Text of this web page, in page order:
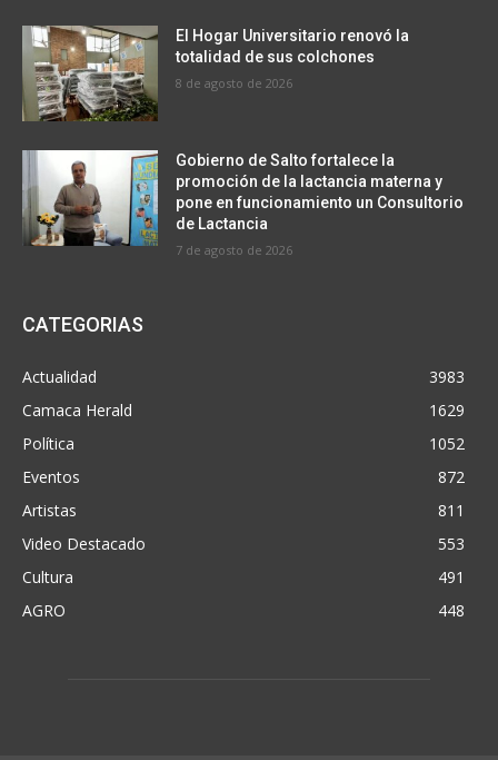
El Hogar Universitario renovó la
totalidad de sus colchones
8 de agosto de 2026
Gobierno de Salto fortalece la
promoción de la lactancia materna y
pone en funcionamiento un Consultorio
de Lactancia
7 de agosto de 2026
CATEGORIAS
Actualidad
3983
Camaca Herald
1629
Política
1052
Eventos
872
Artistas
811
Video Destacado
553
Cultura
491
AGRO
448